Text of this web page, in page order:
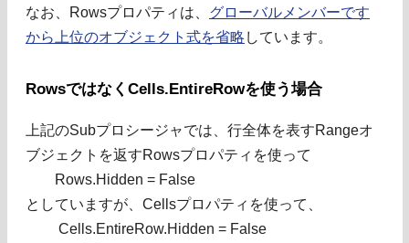
なお、Rowsプロパティは、 グローバルメンバーです
から上位のオブジェクト式を省略 しています。
RowsではなくCells.EntireRowを使う場合
上記のSubプロシージャでは、行全体を表すRangeオ
ブジェクトを返すRowsプロパティを使って
Rows.Hidden = False
としていますが、Cellsプロパティを使って、
Cells.EntireRow.Hidden = False